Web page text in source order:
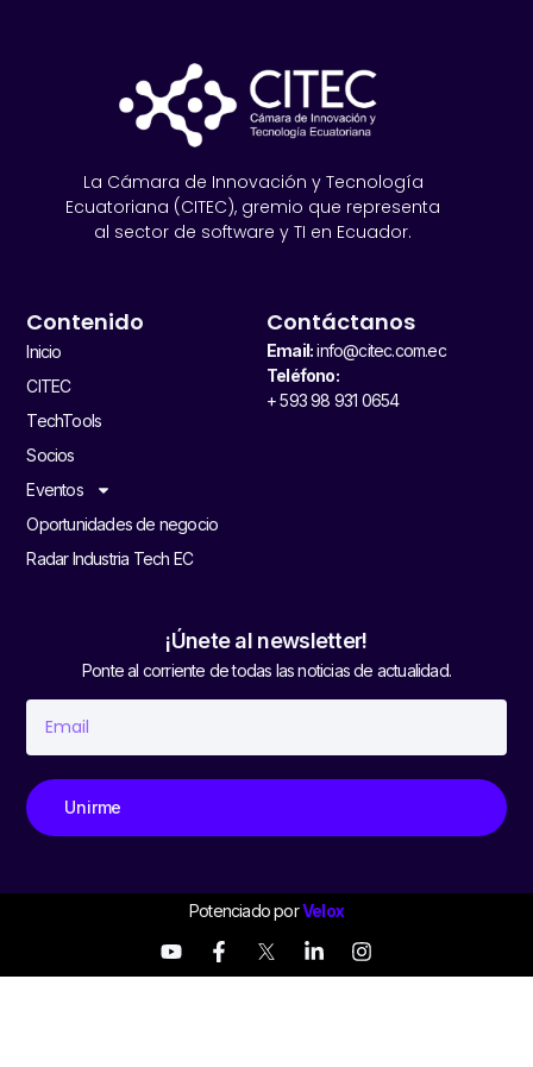
La Cámara de Innovación y Tecnología
Ecuatoriana (CITEC), gremio que representa
al sector de software y TI en Ecuador.
Contenido
Inicio
CITEC
TechTools
Socios
Eventos
Oportunidades de negocio
Radar Industria Tech EC
Contáctanos
Email:info@citec.com.ec
Teléfono:
+ 593 98 931 0654
¡Únete al newsletter!
Ponte al corriente de todas las noticias de actualidad.
Unirme
Potenciado porVelox